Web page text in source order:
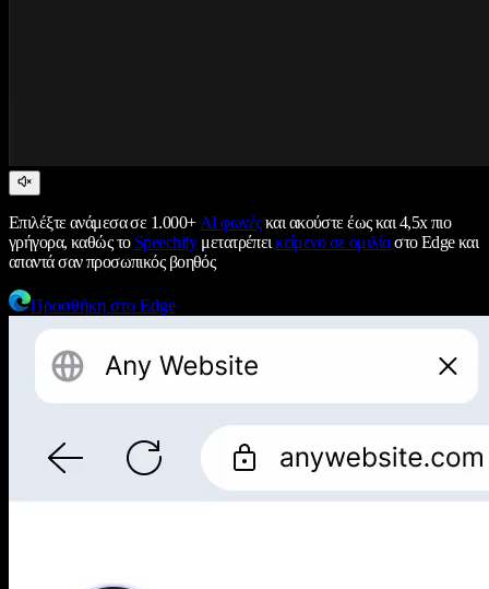
Επιλέξτε ανάμεσα σε 1.000+ AI φωνέςκαι ακούστε έως και 4,5x πιο
γρήγορα, καθώς το Speechifyμετατρέπεικείμενο σε ομιλίαστο Edge και
απαντά σαν προσωπικός βοηθός
Προσθήκη στο Edge